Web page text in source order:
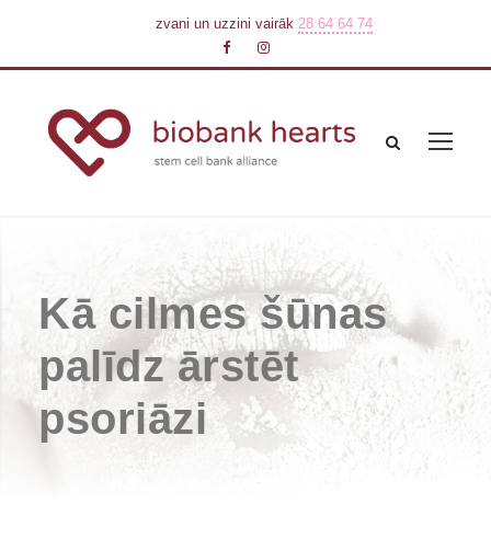
zvani un uzzini vairāk 28 64 64 74
Kā cilmes šūnas
palīdz ārstēt
psoriāzi